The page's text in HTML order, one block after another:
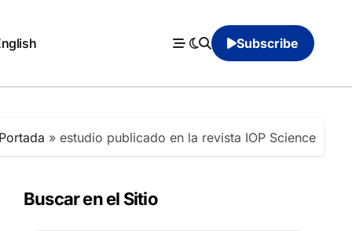
Subscribe
Portada » estudio publicado en la revista IOP Science
Buscar en el Sitio